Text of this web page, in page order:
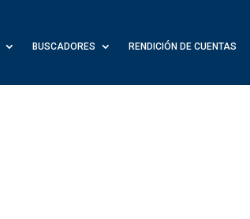
BUSCADORES RENDICIÓN DE CUENTAS